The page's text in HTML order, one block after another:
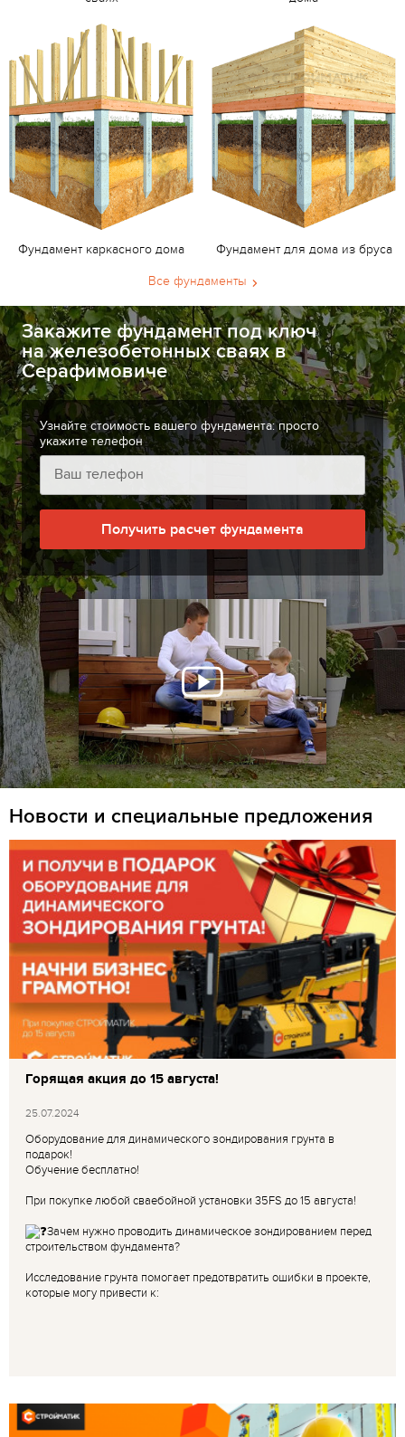
Фундамент каркасного дома Фундамент для дома из бруса
Все фундаменты
Закажите фундамент под ключ
на железобетонных сваях в
Серафимовиче
Узнайте стоимость вашего фундамента: просто
укажите телефон
Получить расчет фундамента
Новости и специальные предложения
Горящая акция до 15 августа!
25.07.2024
Оборудование для динамического зондирования грунта в
подарок!
Обучение бесплатно!
При покупке любой сваебойной установки 35FS до 15 августа!
Зачем нужно проводить динамическое зондированием перед
строительством фундамента?
Исследование грунта помогает предотвратить ошибки в проекте,
которые могу привести к: